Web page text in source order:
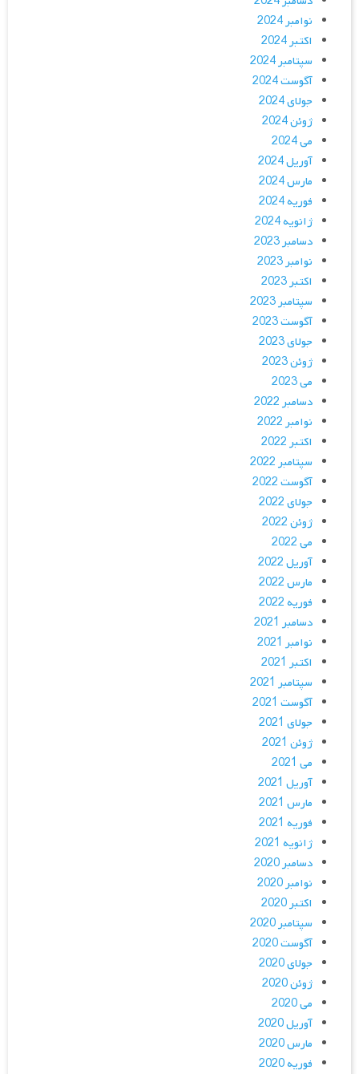
نوامبر 2024
اکتبر 2024
سپتامبر 2024
آگوست 2024
جولای 2024
ژوئن 2024
می 2024
آوریل 2024
مارس 2024
فوریه 2024
ژانویه 2024
دسامبر 2023
نوامبر 2023
اکتبر 2023
سپتامبر 2023
آگوست 2023
جولای 2023
ژوئن 2023
می 2023
دسامبر 2022
نوامبر 2022
اکتبر 2022
سپتامبر 2022
آگوست 2022
جولای 2022
ژوئن 2022
می 2022
آوریل 2022
مارس 2022
فوریه 2022
دسامبر 2021
نوامبر 2021
اکتبر 2021
سپتامبر 2021
آگوست 2021
جولای 2021
ژوئن 2021
می 2021
آوریل 2021
مارس 2021
فوریه 2021
ژانویه 2021
دسامبر 2020
نوامبر 2020
اکتبر 2020
سپتامبر 2020
آگوست 2020
جولای 2020
ژوئن 2020
می 2020
آوریل 2020
مارس 2020
فوریه 2020